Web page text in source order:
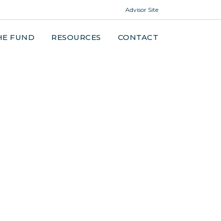
Advisor Site
FUND RESOURCES CONTACT